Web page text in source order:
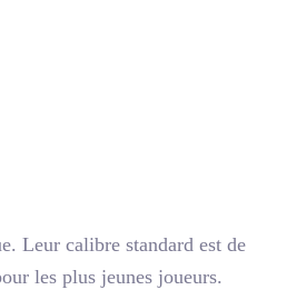
Leur calibre standard est de
les plus jeunes joueurs.